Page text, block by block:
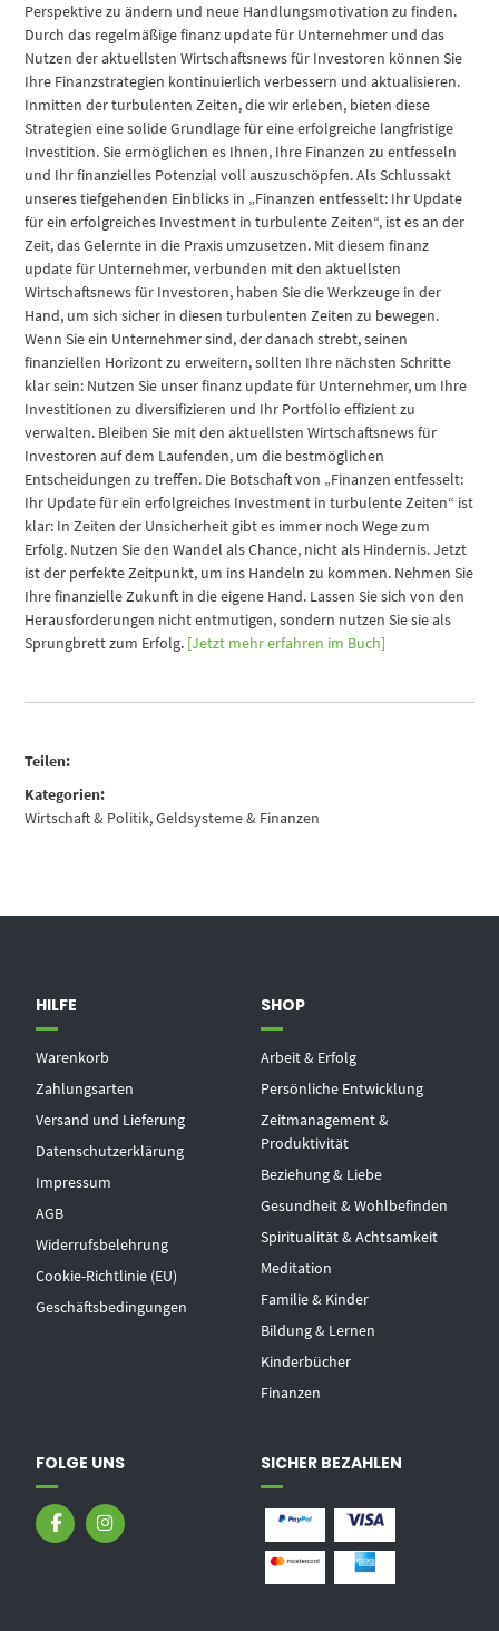
Perspektive zu ändern und neue Handlungsmotivation zu finden.
Durch das regelmäßige finanz update für Unternehmer und das
Nutzen der aktuellsten Wirtschaftsnews für Investoren können Sie
Ihre Finanzstrategien kontinuierlich verbessern und aktualisieren.
Inmitten der turbulenten Zeiten, die wir erleben, bieten diese
Strategien eine solide Grundlage für eine erfolgreiche langfristige
Investition. Sie ermöglichen es Ihnen, Ihre Finanzen zu entfesseln
und Ihr finanzielles Potenzial voll auszuschöpfen. Als Schlussakt
unseres tiefgehenden Einblicks in „Finanzen entfesselt: Ihr Update
für ein erfolgreiches Investment in turbulente Zeiten“, ist es an der
Zeit, das Gelernte in die Praxis umzusetzen. Mit diesem finanz
update für Unternehmer, verbunden mit den aktuellsten
Wirtschaftsnews für Investoren, haben Sie die Werkzeuge in der
Hand, um sich sicher in diesen turbulenten Zeiten zu bewegen.
Wenn Sie ein Unternehmer sind, der danach strebt, seinen
finanziellen Horizont zu erweitern, sollten Ihre nächsten Schritte
klar sein: Nutzen Sie unser finanz update für Unternehmer, um Ihre
Investitionen zu diversifizieren und Ihr Portfolio effizient zu
verwalten. Bleiben Sie mit den aktuellsten Wirtschaftsnews für
Investoren auf dem Laufenden, um die bestmöglichen
Entscheidungen zu treffen. Die Botschaft von „Finanzen entfesselt:
Ihr Update für ein erfolgreiches Investment in turbulente Zeiten“ ist
klar: In Zeiten der Unsicherheit gibt es immer noch Wege zum
Erfolg. Nutzen Sie den Wandel als Chance, nicht als Hindernis. Jetzt
ist der perfekte Zeitpunkt, um ins Handeln zu kommen. Nehmen Sie
Ihre finanzielle Zukunft in die eigene Hand. Lassen Sie sich von den
Herausforderungen nicht entmutigen, sondern nutzen Sie sie als
Sprungbrett zum Erfolg. [Jetzt mehr erfahren im Buch]
Teilen:
Kategorien:
Wirtschaft & Politik,Geldsysteme & Finanzen
HILFE
Warenkorb
Zahlungsarten
Versand und Lieferung
Datenschutzerklärung
Impressum
AGB
Widerrufsbelehrung
Cookie-Richtlinie (EU)
Geschäftsbedingungen
SHOP
Arbeit & Erfolg
Persönliche Entwicklung
Zeitmanagement &
Produktivität
Beziehung & Liebe
Gesundheit & Wohlbefinden
Spiritualität & Achtsamkeit
Meditation
Familie & Kinder
Bildung & Lernen
Kinderbücher
Finanzen
FOLGE UNS SICHER BEZAHLEN